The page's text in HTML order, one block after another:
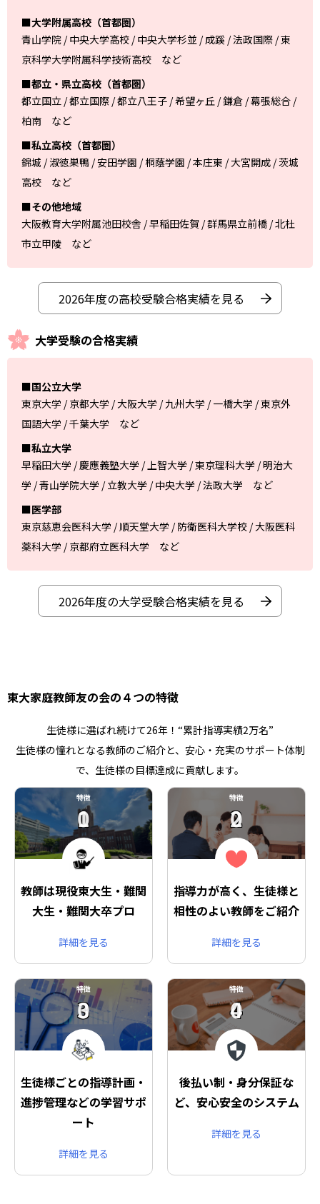
■大学附属高校（首都圏）
青山学院 / 中央大学高校 / 中央大学杉並 / 成蹊 / 法政国際 / 東
京科学大学附属科学技術高校 など
■都立・県立高校（首都圏）
都立国立 / 都立国際 / 都立八王子 / 希望ヶ丘 / 鎌倉 / 幕張総合 /
柏南 など
■私立高校（首都圏）
錦城 / 淑徳巣鴨 / 安田学園 / 桐蔭学園 / 本庄東 / 大宮開成 / 茨城
高校 など
■その他地域
大阪教育大学附属池田校舎 / 早稲田佐賀 / 群馬県立前橋 / 北杜
市立甲陵 など
2026年度の高校受験合格実績を見る
大学受験の合格実績
■国公立大学
東京大学 / 京都大学 / 大阪大学 / 九州大学 / 一橋大学 / 東京外
国語大学 / 千葉大学 など
■私立大学
早稲田大学 / 慶應義塾大学 / 上智大学 / 東京理科大学 / 明治大
学 / 青山学院大学 / 立教大学 / 中央大学 / 法政大学 など
■医学部
東京慈恵会医科大学 / 順天堂大学 / 防衛医科大学校 / 大阪医科
薬科大学 / 京都府立医科大学 など
2026年度の大学受験合格実績を見る
東大家庭教師友の会の４つの特徴
生徒様に選ばれ続けて26年！“累計指導実績2万名”
生徒様の憧れとなる教師のご紹介と、安心・充実のサポート体制
で、生徒様の目標達成に貢献します。
特徴
01
教師は現役東大生・難関
大生・難関大卒プロ
詳細を見る
特徴
02
指導力が高く、生徒様と
相性のよい教師をご紹介
詳細を見る
特徴
03
生徒様ごとの指導計画・
進捗管理などの学習サポ
ート
詳細を見る
特徴
04
後払い制・身分保証な
ど、安心安全のシステム
詳細を見る